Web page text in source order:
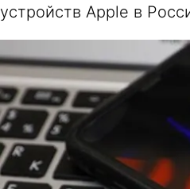
устройств Apple в